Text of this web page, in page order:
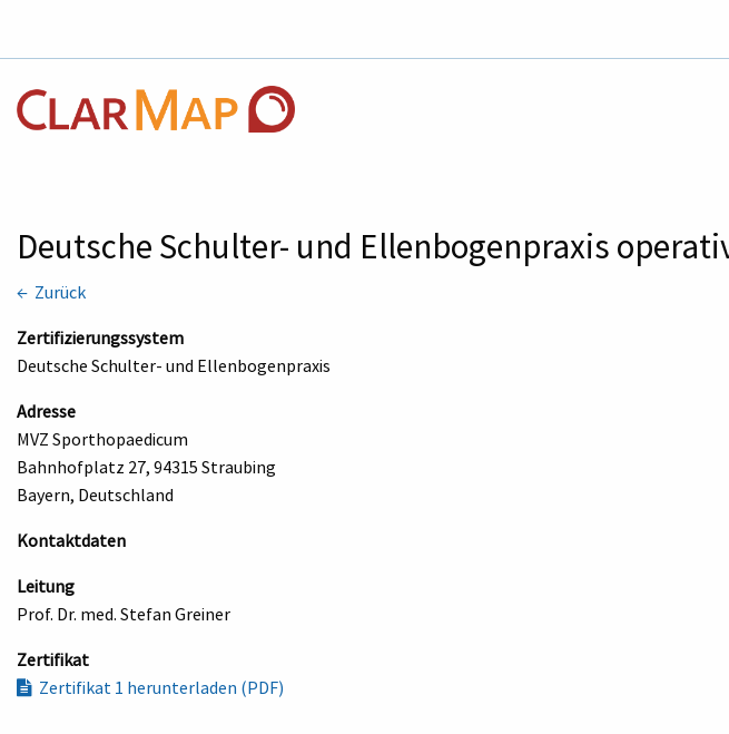
Deutsche Schulter- und Ellenbogenpraxis
← Zurück
Zertifizierungssystem
Deutsche Schulter- und Ellenbogenpraxis
Adresse
MVZ Sporthopaedicum
Bahnhofplatz 27, 94315 Straubing
Bayern, Deutschland
Kontaktdaten
Leitung
Prof. Dr. med. Stefan Greiner
Zertifikat
Zertifikat 1 herunterladen (PDF)